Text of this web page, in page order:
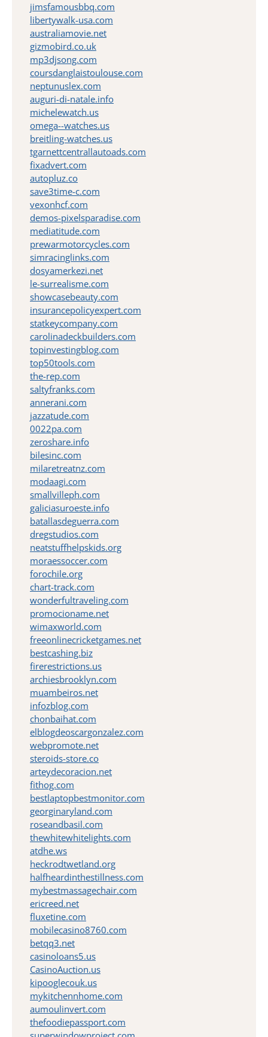
jimsfamousbbq.com
libertywalk-usa.com
australiamovie.net
gizmobird.co.uk
mp3djsong.com
coursdanglaistoulouse.com
neptunuslex.com
auguri-di-natale.info
michelewatch.us
omega--watches.us
breitling-watches.us
tgarnettcentrallautoads.com
fixadvert.com
autopluz.co
save3time-c.com
vexonhcf.com
demos-pixelsparadise.com
mediatitude.com
prewarmotorcycles.com
simracinglinks.com
dosyamerkezi.net
le-surrealisme.com
showcasebeauty.com
insurancepolicyexpert.com
statkeycompany.com
carolinadeckbuilders.com
topinvestingblog.com
top50tools.com
the-rep.com
saltyfranks.com
annerani.com
jazzatude.com
0022pa.com
zeroshare.info
bilesinc.com
milaretreatnz.com
modaagi.com
smallvilleph.com
galiciasuroeste.info
batallasdeguerra.com
dregstudios.com
neatstuffhelpskids.org
moraessoccer.com
forochile.org
chart-track.com
wonderfultraveling.com
promocioname.net
wimaxworld.com
freeonlinecricketgames.net
bestcashing.biz
firerestrictions.us
archiesbrooklyn.com
muambeiros.net
infozblog.com
chonbaihat.com
elblogdeoscargonzalez.com
webpromote.net
steroids-store.co
arteydecoracion.net
fithog.com
bestlaptopbestmonitor.com
georginaryland.com
roseandbasil.com
thewhitewhitelights.com
atdhe.ws
heckrodtwetland.org
halfheardinthestillness.com
mybestmassagechair.com
ericreed.net
fluxetine.com
mobilecasino8760.com
betqq3.net
casinoloans5.us
CasinoAuction.us
kipooglecouk.us
mykitchennhome.com
aumoulinvert.com
thefoodiepassport.com